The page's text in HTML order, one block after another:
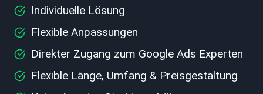
Individuelle Lösung
Flexible Anpassungen
Direkter Zugang zum Google Ads Experten
Flexible Länge, Umfang & Preisgestaltung